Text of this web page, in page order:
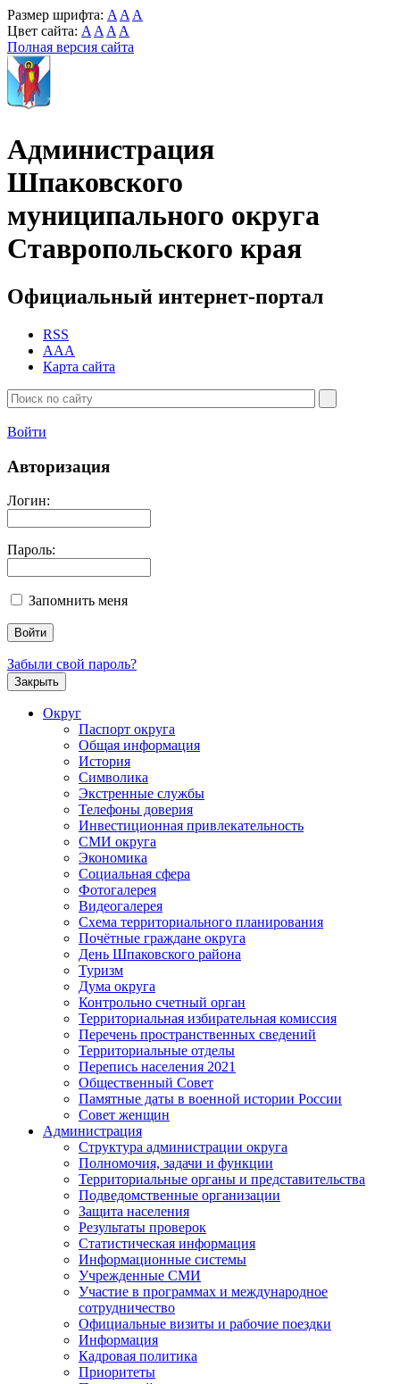
Размер шрифта: A A A
Цвет сайта: A A A A
Полная версия сайта
Администрация
Шпаковского
муниципального округа
Ставропольского края
Официальный интернет-портал
RSS
AAA
Карта сайта
Войти
Авторизация
Логин:
Пароль:
Запомнить меня
Забыли свой пароль?
Закрыть
Округ
Паспорт округа
Общая информация
История
Символика
Экстренные службы
Телефоны доверия
Инвестиционная привлекательность
СМИ округа
Экономика
Социальная сфера
Фотогалерея
Видеогалерея
Схема территориального планирования
Почётные граждане округа
День Шпаковского района
Туризм
Дума округа
Контрольно счетный орган
Территориальная избирательная комиссия
Перечень пространственных сведений
Территориальные отделы
Перепись населения 2021
Общественный Совет
Памятные даты в военной истории России
Совет женщин
Администрация
Структура администрации округа
Полномочия, задачи и функции
Территориальные органы и представительства
Подведомственные организации
Защита населения
Результаты проверок
Статистическая информация
Информационные системы
Учрежденные СМИ
Участие в программах и международное
сотрудничество
Официальные визиты и рабочие поездки
Информация
Кадровая политика
Приоритеты